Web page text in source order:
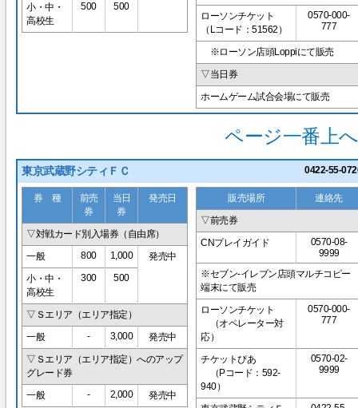
小・中・
高校生
500 500
ローソンチケット
（Lコード：51562）
0570-000-
777
※ローソン店頭Loppiにて販売
▽当日券
ホームゲーム試合会場にて販売
ページ一番上
東京武蔵野シティＦＣ 0422-55-
券 種
前売
券
当日
券
発売日
▽対戦カード別入場券（自由席）
一般
800 1,000
発売中
小・中・
高校生
300 500
▽Ｓエリア（エリア指定）
一般
- 3,000
発売中
▽Ｓエリア（エリア指定）へのアップ
グレード券
一般
- 2,000 発売中
販売場所
連絡先
▽前売券
CNプレイガイド
0570-08-
9999
※セブン-イレブン店頭マルチコピー
端末にて販売
ローソンチケット
（オペレーター対
応）
0570-000-
777
チケットぴあ
（Pコード：592-
940）
0570-02-
9999